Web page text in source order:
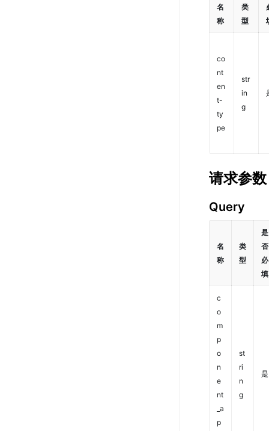
名
称
类
型
co
nt
en
t-
ty
pe
str
in
g
请求参数
Query
名
称
类
型
是
否
必
填
c
o
m
p
o
n
e
nt
_a
p
st
ri
n
g
是